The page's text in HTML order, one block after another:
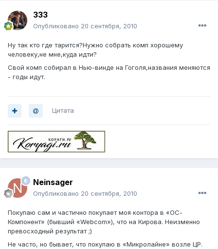
333
Опубликовано 20 сентября, 2010
Ну так кто где тарится?Нужно собрать комп хорошему
человеку,не мне,куда идти?
Свой комп собирал в Нью-винде на Гоголя,названия меняются
- годы идут.
Цитата
Neinsager
Опубликовано 20 сентября, 2010
Покупаю сам и частично покупает моя контора в «ОС-
Компонент» (бывший «Webcom»), что на Кирова. Неизменно
превосходный результат ;)
Не часто, но бывает, что покупаю в «Микролайне» возле ЦР.